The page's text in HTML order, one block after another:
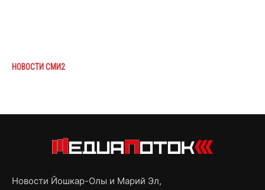
НОВОСТИ СМИ2
Новости Йошкар-Олы и Марий Эл,